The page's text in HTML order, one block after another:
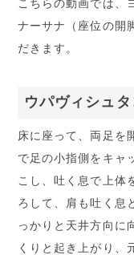
こちらの動画では、
ナーサナ（座位の開
だきます。
ウパヴィシュ
床に座って、両足を
で足の小指側をキャ
こし、吐く息で上体
ろして、肩も吐く息
っかりと天井方向に
くりと起き上がり、